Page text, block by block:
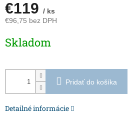
€119 / ks
€96,75 bez DPH
cena:
Skladom
Pridať do košíka
Detailné informácie